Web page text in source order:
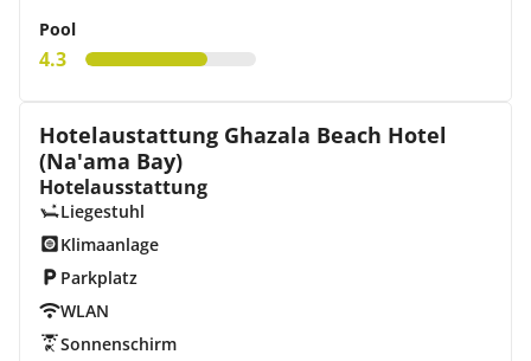
Pool
4.3
Hotelaustattung Ghazala Beach Hotel
(Na'ama Bay)
Hotelausstattung
Liegestuhl
Klimaanlage
Parkplatz
WLAN
Sonnenschirm